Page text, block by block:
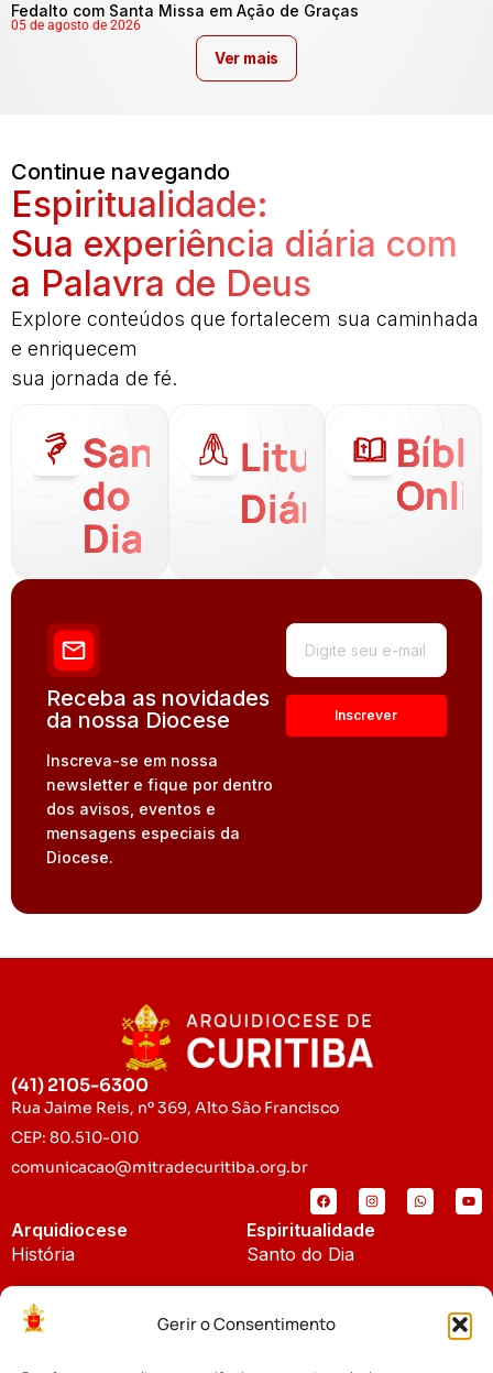
Gerir o Consentimento
Fedalto com Santa Missa em Ação de Graças
05 de agosto de 2026
Ver mais
Continue navegando
Espiritualidade:
Sua experiência diária com
a Palavra de Deus
Explore conteúdos que fortalecem sua caminhada
e enriquecem
sua jornada de fé.
Santo
do
Dia
Liturgia
Diária
Receba as novidades
da nossa Diocese
Inscreva-se em nossa
newsletter e fique por dentro
dos avisos, eventos e
mensagens especiais da
Diocese.
(41) 2105-6300
Rua Jaime Reis, nº 369, Alto São Francisco
CEP: 80.510-010
comunicacao@mitradecuritiba.org.br
Arquidiocese
História
Padroeira
Espiritualidade
Santo do Dia